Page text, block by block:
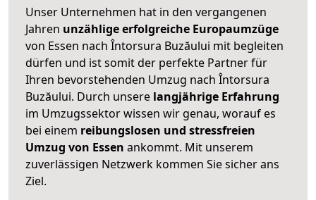
Unser Unternehmen hat in den vergangenen
Jahren unzählige erfolgreiche Europaumzüge
von Essen nach Întorsura Buzăului mit begleiten
dürfen und ist somit der perfekte Partner für
Ihren bevorstehenden Umzug nach Întorsura
Buzăului. Durch unsere langjährige Erfahrung
im Umzugssektor wissen wir genau, worauf es
bei einem reibungslosen und stressfreien
Umzug von Essen ankommt. Mit unserem
zuverlässigen Netzwerk kommen Sie sicher ans
Ziel.